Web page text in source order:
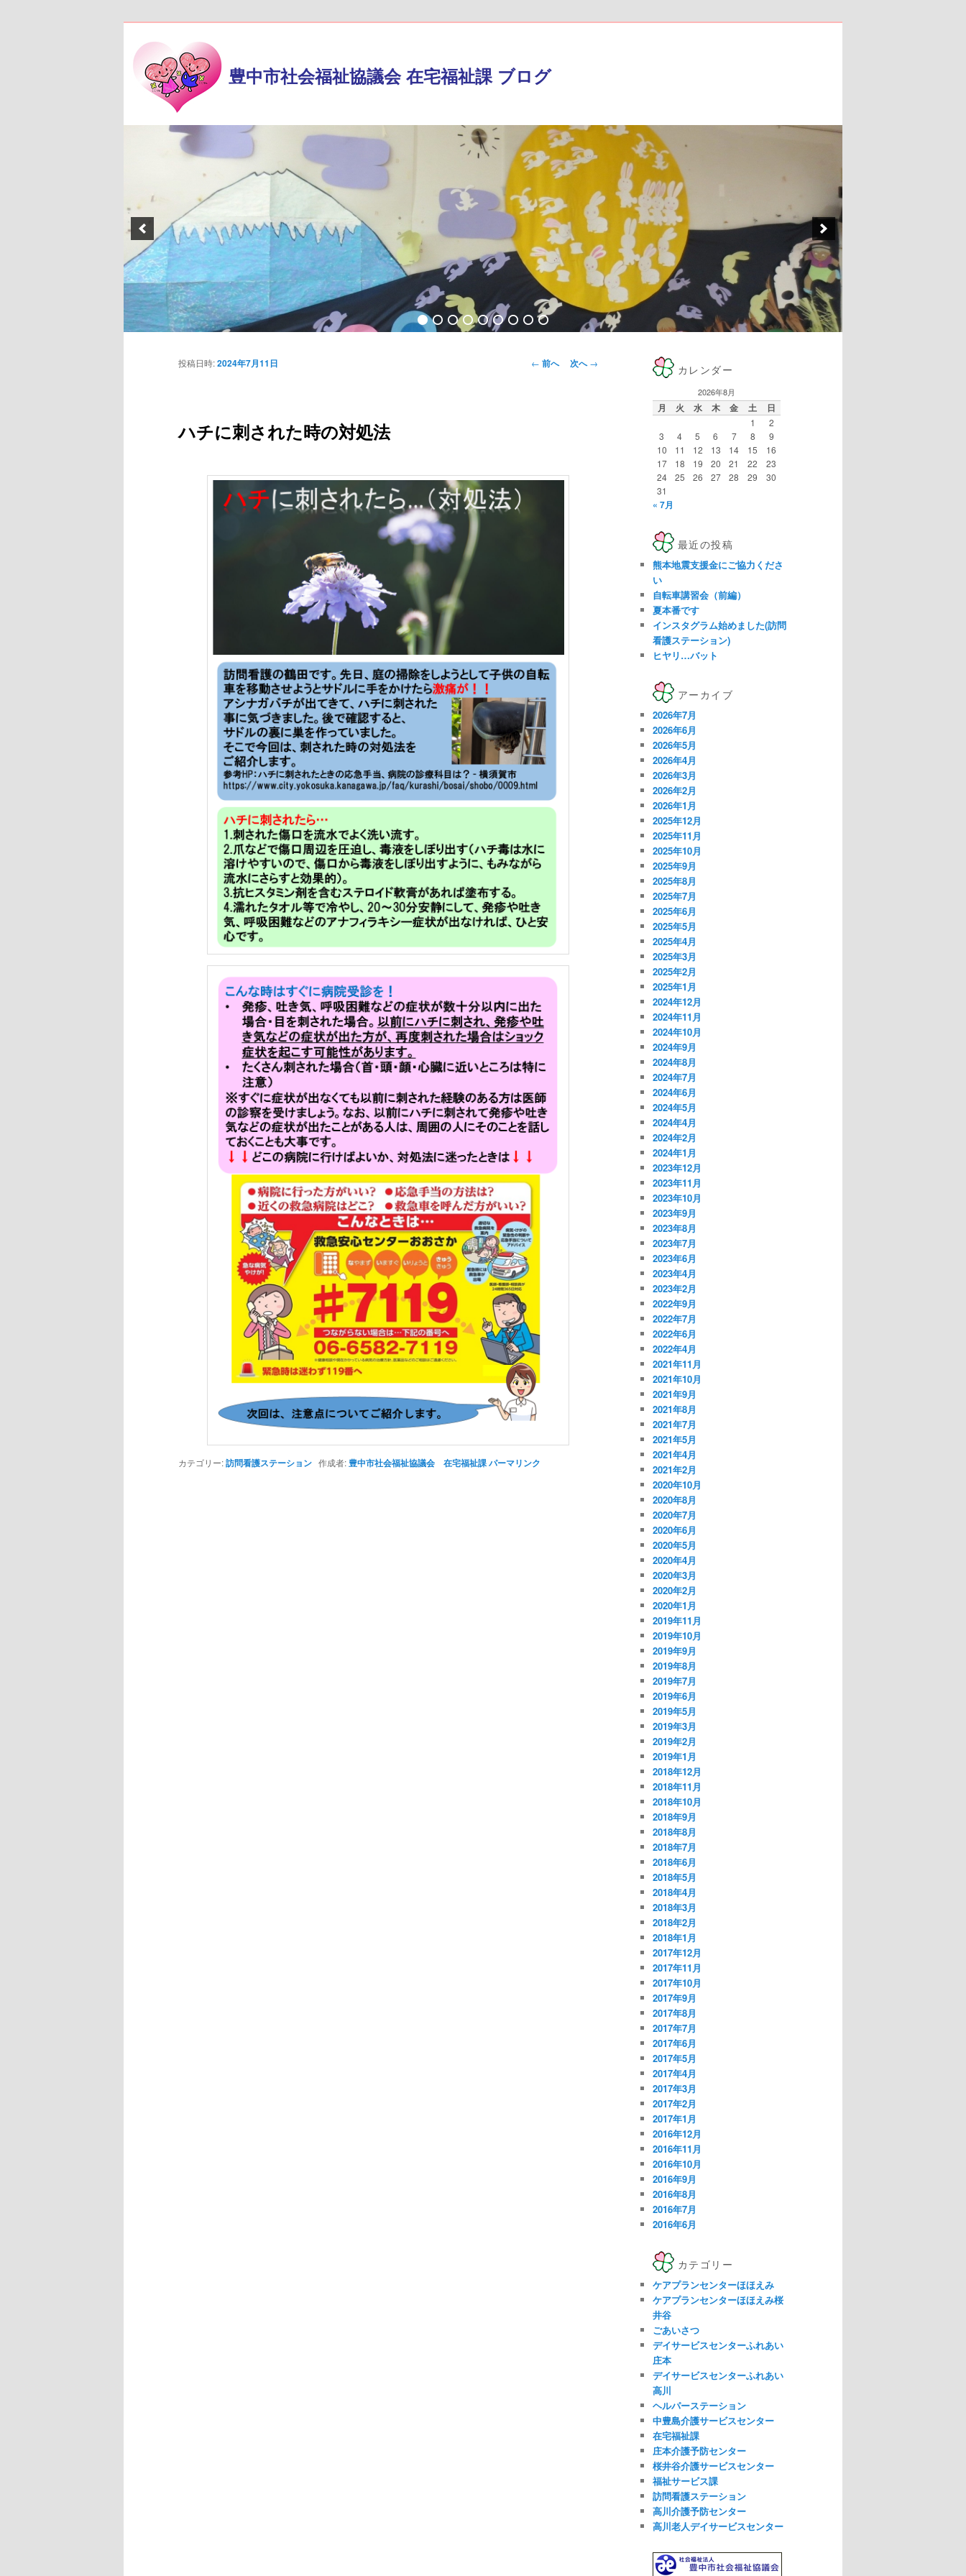
豊中市社会福祉協議会 在宅福祉課 ブログ
投稿ナビゲー
← 前へ 次へ→
ハチに刺された時の対処法
投稿日時:2024年7月11日
カテゴリー:訪問看護ステーション 作成者:豊中市社会福祉協議会 在宅福祉課パーマリンク
カレンダー
2026年8月
月 火 水 木 金 土 日
1
2
3
4 5 6 7 8
9
10
11 12 13 14 15
16
17
18 19 20 21 22
23
24
25 26 27 28 29
30
31
« 7月
最近の投稿
熊本地震支援金にご協力くださ
い
自転車講習会（前編）
夏本番です
インスタグラム始めました(訪問
看護ステーション)
ヒヤリ…バット
アーカイブ
2026年7月
2026年6月
2026年5月
2026年4月
2026年3月
2026年2月
2026年1月
2025年12月
2025年11月
2025年10月
2025年9月
2025年8月
2025年7月
2025年6月
2025年5月
2025年4月
2025年3月
2025年2月
2025年1月
2024年12月
2024年11月
2024年10月
2024年9月
2024年8月
2024年7月
2024年6月
2024年5月
2024年4月
2024年2月
2024年1月
2023年12月
2023年11月
2023年10月
2023年9月
2023年8月
2023年7月
2023年6月
2023年4月
2023年2月
2022年9月
2022年7月
2022年6月
2022年4月
2021年11月
2021年10月
2021年9月
2021年8月
2021年7月
2021年5月
2021年4月
2021年2月
2020年10月
2020年8月
2020年7月
2020年6月
2020年5月
2020年4月
2020年3月
2020年2月
2020年1月
2019年11月
2019年10月
2019年9月
2019年8月
2019年7月
2019年6月
2019年5月
2019年3月
2019年2月
2019年1月
2018年12月
2018年11月
2018年10月
2018年9月
2018年8月
2018年7月
2018年6月
2018年5月
2018年4月
2018年3月
2018年2月
2018年1月
2017年12月
2017年11月
2017年10月
2017年9月
2017年8月
2017年7月
2017年6月
2017年5月
2017年4月
2017年3月
2017年2月
2017年1月
2016年12月
2016年11月
2016年10月
2016年9月
2016年8月
2016年7月
2016年6月
カテゴリー
ケアプランセンターほほえみ
ケアプランセンターほほえみ桜
井谷
ごあいさつ
デイサービスセンターふれあい
庄本
デイサービスセンターふれあい
高川
ヘルパーステーション
中豊島介護サービスセンター
在宅福祉課
庄本介護予防センター
桜井谷介護サービスセンター
福祉サービス課
訪問看護ステーション
高川介護予防センター
高川老人デイサービスセンター